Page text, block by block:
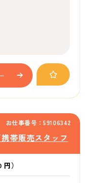
お仕事番号：59106342
帯販売スタッフ
）